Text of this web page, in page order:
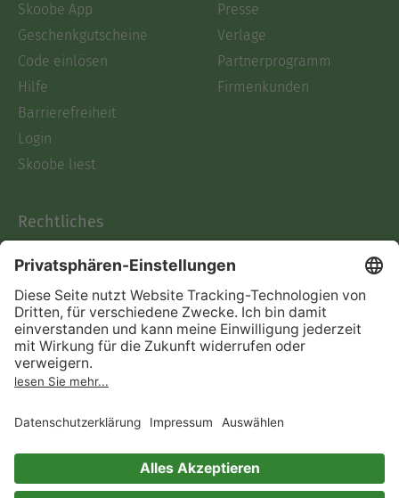
Skoobe App
Geschenkgutscheine
Code einlösen
Hilfe
Barrierefreiheit
Login
Skoobe liest
Presse
Verlage
Partnerprogramm
Firmenkunden
Rechtliches
AGB
Informationen nach Data
Act
Verträge hier kündigen
Impressum
Immer ein gutes Buch